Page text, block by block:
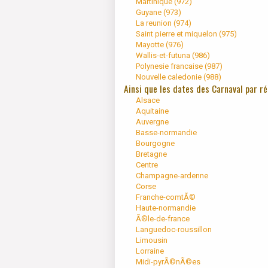
Guyane (973)
La reunion (974)
Saint pierre et miquelon (975)
Mayotte (976)
Wallis-et-futuna (986)
Polynesie francaise (987)
Nouvelle caledonie (988)
Ainsi que les dates des Carnaval par
Alsace
Aquitaine
Auvergne
Basse-normandie
Bourgogne
Bretagne
Centre
Champagne-ardenne
Corse
Franche-comtÃ©
Haute-normandie
Ã®le-de-france
Languedoc-roussillon
Limousin
Lorraine
Midi-pyrÃ©nÃ©es